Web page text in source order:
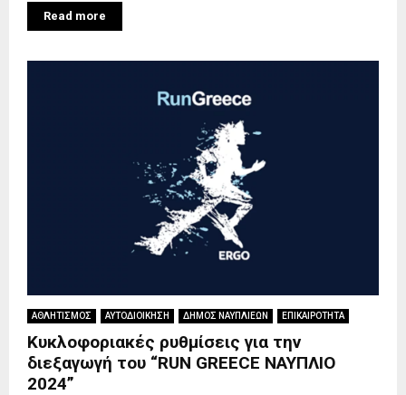
Read more
ΑΘΛΗΤΙΣΜΟΣ ΑΥΤΟΔΙΟΙΚΗΣΗ ΔΗΜΟΣ ΝΑΥΠΛΙΕΩΝ ΕΠΙΚΑΙΡΟΤΗΤΑ
Κυκλοφοριακές ρυθμίσεις για την
διεξαγωγή του “RUN GREECE ΝΑΥΠΛΙΟ
2024”